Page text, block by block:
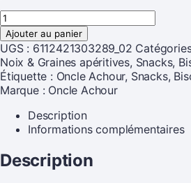
Ajouter au panier
UGS : 6112421303289_02
Noix & Graines apéritives, Snacks,
Étiquette : Oncle Achour, Snacks,
Marque : Oncle Achour
Description
Informations complémentaires
Description